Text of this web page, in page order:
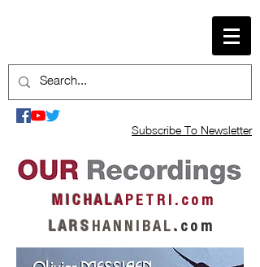
Subscribe To Newsletter
M I C H A L AP E T R I . c o m
L A R S H A N N I B A L . c o m